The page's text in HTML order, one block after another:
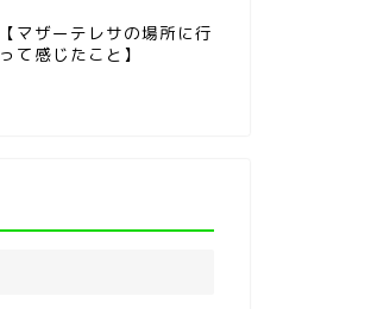
【マザーテレサの場所に行
って感じたこと】